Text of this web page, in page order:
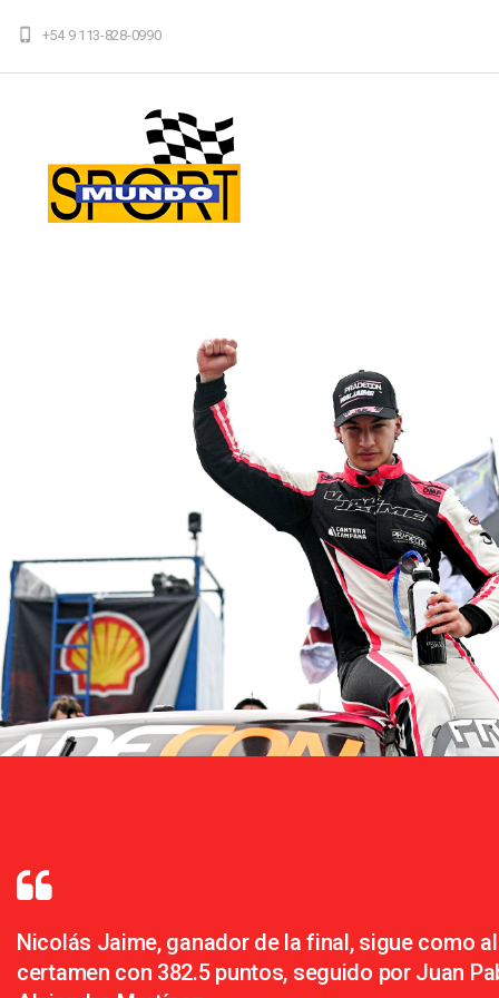
+54 9 113-828-0990
Nicolás Jaime, ganador de la final, sigue como
certamen con 382.5 puntos, seguido por Juan